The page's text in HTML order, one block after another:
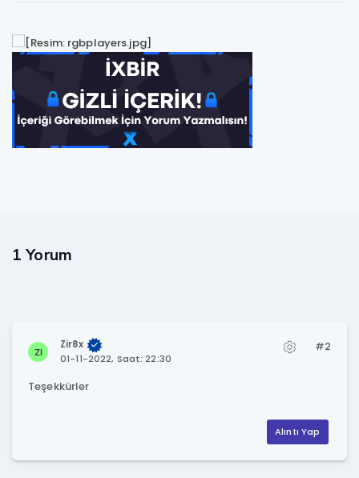
1 Yorum
Zir8x
01-11-2022, Saat: 22:30
#2
Teşekkürler
Alıntı Yap